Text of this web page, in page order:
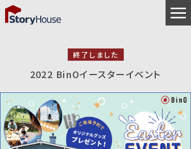
終了しました
2022 BinOイースターイベント